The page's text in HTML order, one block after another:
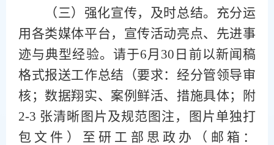
（ 三） 强化宣传，及时总结。充分运
用各类媒体平台，宣传活动亮点、先进事
迹与典型经验。请于6月30日前以新闻稿
格式报送工作总结 （要求：经分管领导审
核 ； 数据翔实、案例鲜活、措施具体；
附
2-3 张清晰图片及规范图注，图片单独打
包文件 ） 至研工部思政办
（邮箱：